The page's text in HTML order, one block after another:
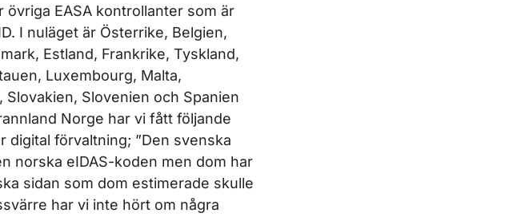
EASA kontrollanter som är
I nuläget är Österrike, Belgien,
Estland, Frankrike, Tyskland,
Luxembourg, Malta,
Slovenien och Spanien
Norge har vi fått följande
digital förvaltning; ”Den svenska
norska eIDAS-koden men dom har
sidan som dom estimerade skulle
har vi inte hört om några